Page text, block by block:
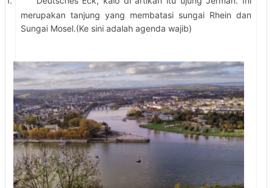
merupakan tanjung yang membatasi sungai Rhein dan
Sungai Mosel.(Ke sini adalah agenda wajib)